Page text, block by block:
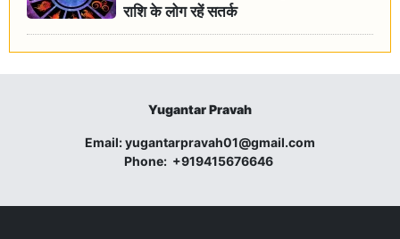
राशि के लोग रहें सतर्क
Yugantar Pravah
Email:yugantarpravah01@gmail.com
Phone: +919415676646